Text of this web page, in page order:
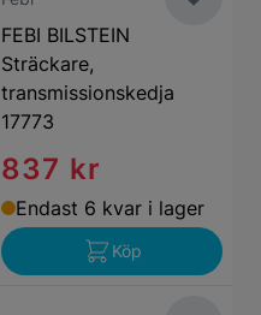
FEBI BILSTEIN
Sträckare,
transmissionskedja
17773
837 kr
Endast 6 kvar i lager
Köp